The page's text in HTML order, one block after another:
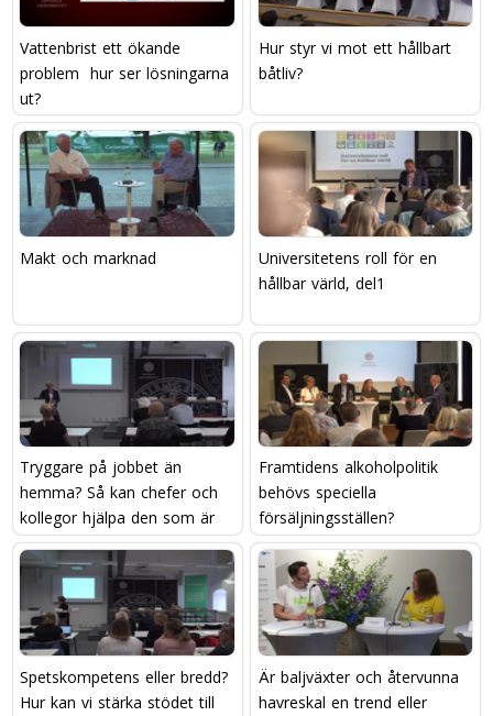
Vattenbrist ett ökande
problem  hur ser lösningarna
ut?
Hur styr vi mot ett hållbart
båtliv?
Makt och marknad
Universitetens roll för en
hållbar värld, del1
Tryggare på jobbet än
hemma? Så kan chefer och
kollegor hjälpa den som är
utsatt för våld
Framtidens alkoholpolitik 
behövs speciella
försäljningsställen?
Spetskompetens eller bredd?
Hur kan vi stärka stödet till
Är baljväxter och återvunna
havreskal en trend eller